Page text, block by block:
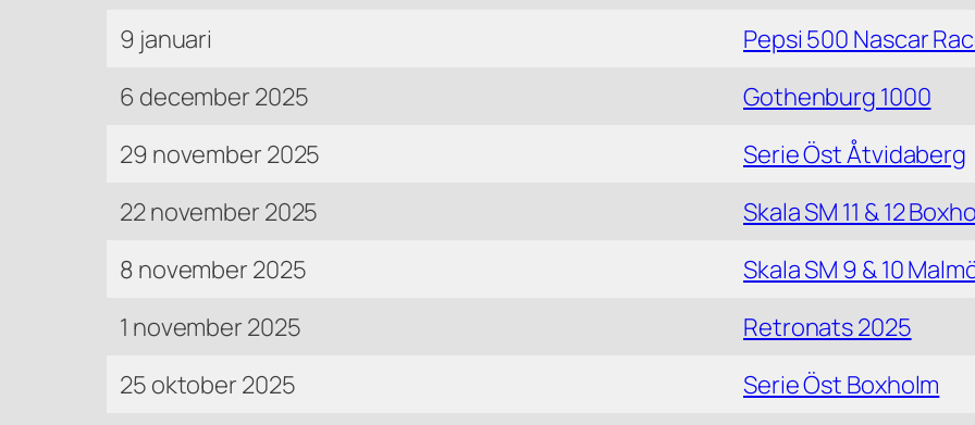
9 januari
Pepsi 500 Nascar
6 december 2025
Gothenburg 1000
29 november 2025
Serie Öst Åtvidaberg
22 november 2025
Skala SM 11 & 12
8 november 2025
Skala SM 9 & 10
1 november 2025
Retronats 2025
25 oktober 2025
Serie Öst Boxholm